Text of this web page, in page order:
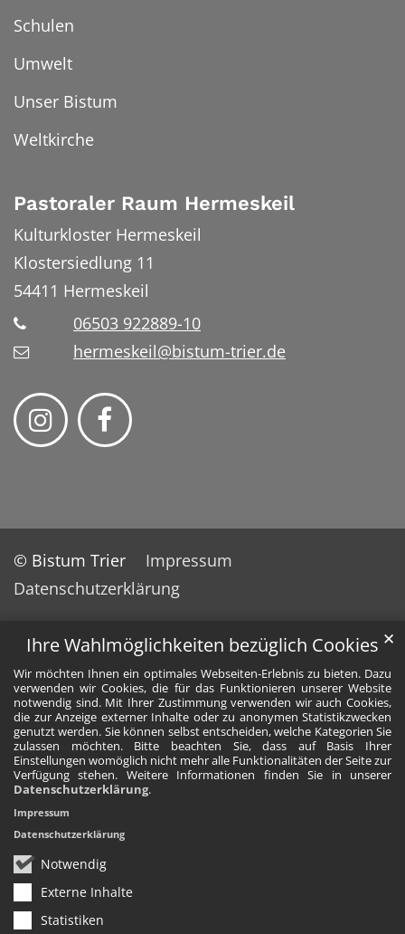
Ihre Wahlmöglichkeiten bezüglich Cookies
Wir möchten Ihnen ein optimales Webseiten-Erlebnis zu bieten. Dazu
verwenden wir Cookies, die für das Funktionieren unserer Website
notwendig sind. Mit Ihrer Zustimmung verwenden wir auch Cookies,
die zur Anzeige externer Inhalte oder zu anonymen Statistikzwecken
genutzt werden. Sie können selbst entscheiden, welche Kategorien Sie
zulassen möchten. Bitte beachten Sie, dass auf Basis Ihrer
Einstellungen womöglich nicht mehr alle Funktionalitäten der Seite zur
Verfügung stehen. Weitere Informationen finden Sie in unserer
Datenschutzerklärung.
Notwendig
Externe Inhalte
Statistiken
✕
Impressum
Datenschutzerklärung
Schulen
Umwelt
Unser Bistum
Weltkirche
Pastoraler Raum Hermeskeil
Kulturkloster Hermeskeil
Klostersiedlung 11
54411 Hermeskeil
06503 922889-10
hermeskeil@bistum-trier.de
© Bistum Trier
Impressum
Datenschutzerklärung